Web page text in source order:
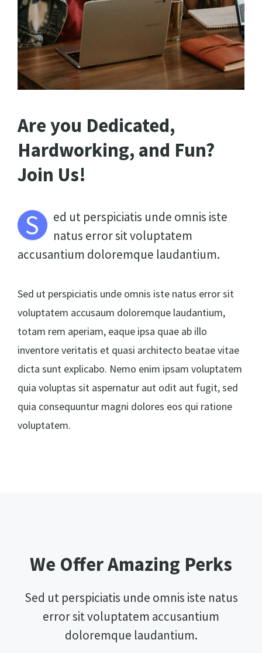
Are you Dedicated,
Hardworking, and Fun?
Join Us!
S
ed ut perspiciatis unde omnis iste
natus error sit voluptatem
accusantium doloremque laudantium.
Sed ut perspiciatis unde omnis iste natus error sit
voluptatem accusaum doloremque laudantium,
totam rem aperiam, eaque ipsa quae ab illo
inventore veritatis et quasi architecto beatae vitae
dicta sunt explicabo. Nemo enim ipsam voluptatem
quia voluptas sit aspernatur aut odit aut fugit, sed
quia consequuntur magni dolores eos qui ratione
voluptatem.
We Offer Amazing Perks
Sed ut perspiciatis unde omnis iste natus
error sit voluptatem accusantium
doloremque laudantium.